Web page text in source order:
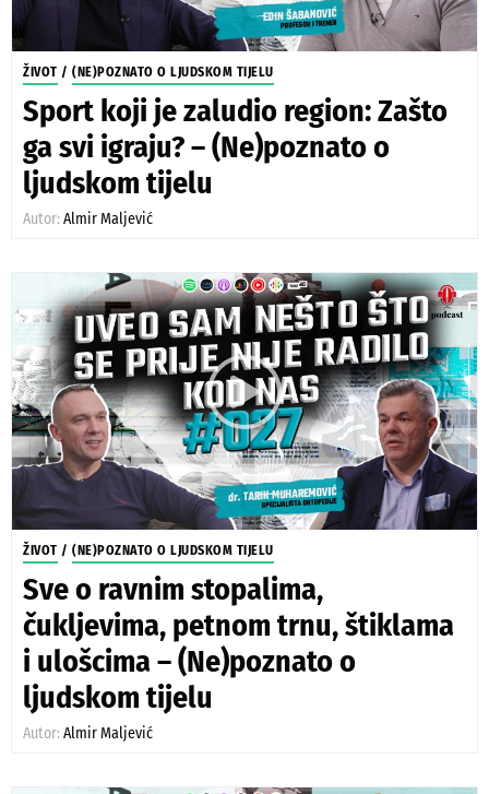
ŽIVOT / (NE)POZNATO O LJUDSKOM TIJELU
Sport koji je zaludio region: Zašto
ga svi igraju? – (Ne)poznato o
ljudskom tijelu
Autor: Almir Maljević
ŽIVOT / (NE)POZNATO O LJUDSKOM TIJELU
Sve o ravnim stopalima,
čukljevima, petnom trnu, štiklama
i ulošcima – (Ne)poznato o
ljudskom tijelu
Autor: Almir Maljević